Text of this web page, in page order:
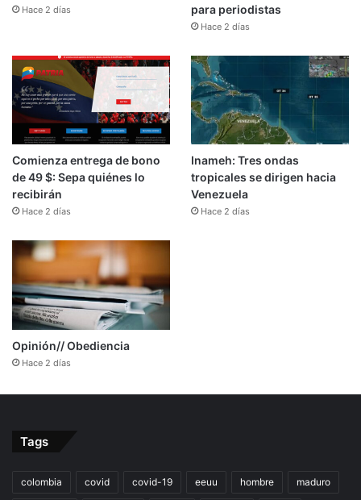
Hace 2 días
para periodistas
Hace 2 días
Comienza entrega de bono
de 49 $: Sepa quiénes lo
recibirán
Hace 2 días
Inameh: Tres ondas
tropicales se dirigen hacia
Venezuela
Hace 2 días
Opinión// Obediencia
Hace 2 días
Tags
colombia covid covid-19 eeuu hombre maduro